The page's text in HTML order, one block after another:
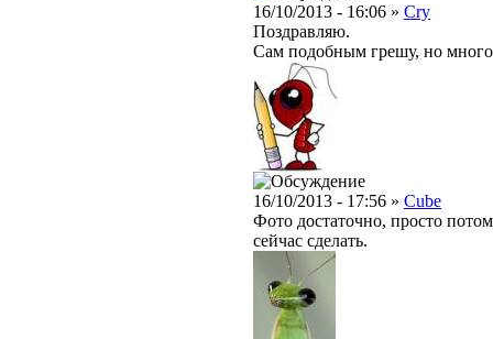
16/10/2013 - 16:06 » Cry
Поздравляю.
Сам подобным грешу, но
16/10/2013 - 17:56 » Cube
Фото достаточно, просто
сейчас сделать.